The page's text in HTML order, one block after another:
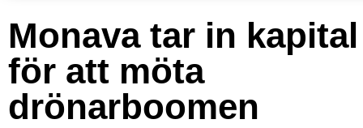
Monava tar in kapital
för att möta
drönarboomen